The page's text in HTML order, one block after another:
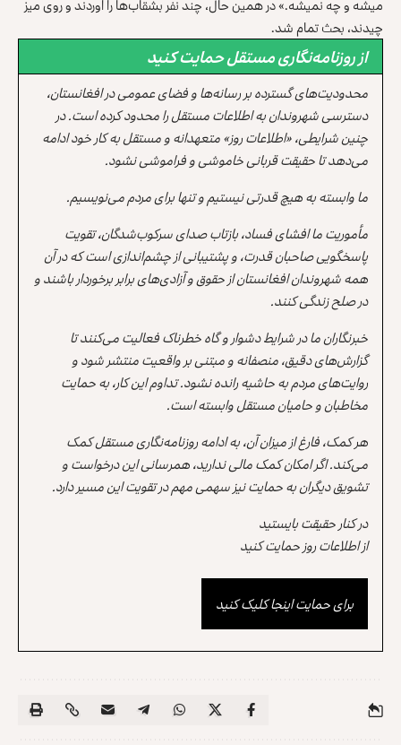
چیدند، بحث تمام شد.
از روزنامه‌نگاری مستقل حمایت کنید
محدودیت‌های گسترده بر رسانه‌ها و فضای عمومی در افغانستان،
دسترسی شهروندان به اطلاعات مستقل را محدود کرده است. در
چنین شرایطی، «اطلاعات روز» متعهدانه و مستقل به کار خود ادامه
می‌دهد تا حقیقت قربانی خاموشی و فراموشی نشود.
ما وابسته به هیچ قدرتی نیستیم و تنها برای مردم می‌نویسیم.
مأموریت ما افشای فساد، بازتاب صدای سرکوب‌شدگان، تقویت
پاسخگویی صاحبان قدرت، و پشتیبانی از چشم‌اندازی است که در آن
همه شهروندان افغانستان از حقوق و آزادی‌های برابر برخوردار باشند و
در صلح زندگی کنند.
خبرنگاران ما در شرایط دشوار و گاه خطرناک فعالیت می‌کنند تا
گزارش‌های دقیق، منصفانه و مبتنی بر واقعیت منتشر شود و
روایت‌های مردم به حاشیه رانده نشود. تداوم این کار، به حمایت
مخاطبان و حامیان مستقل وابسته است.
هر کمک، فارغ از میزان آن، به ادامه روزنامه‌نگاری مستقل کمک
می‌کند. اگر امکان کمک مالی ندارید، همرسانی این درخواست و
تشویق دیگران به حمایت نیز سهمی مهم در تقویت این مسیر دارد.
در کنار حقیقت بایستید
از اطلاعات روز حمایت کنید
برای حمایت اینجا کلیک کنید